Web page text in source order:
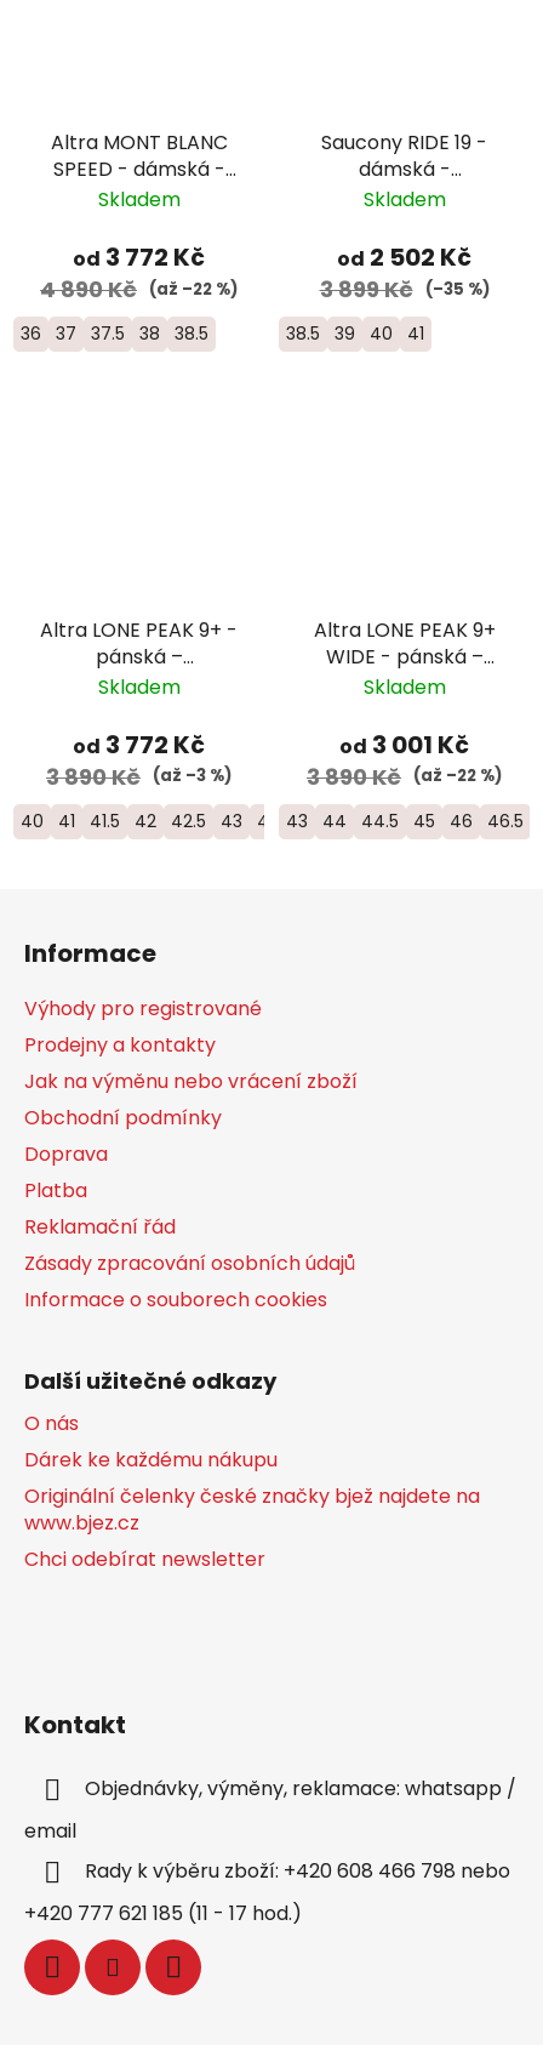
Altra MONT BLANC
SPEED - dámská -
bílá/červená
Skladem
od 3 772 Kč
4 890 Kč (až –22 %)
36 37 37.5 38 38.5
Saucony RIDE 19 -
dámská -
oranžová/bílá
Skladem
od 2 502 Kč
3 899 Kč (–35 %)
38.5 39 40 41
Altra LONE PEAK 9+ -
pánská –
černá/zelená
Skladem
od 3 772 Kč
3 890 Kč (až –3 %)
40 41 41.5 42 42.5 43 44 44.5 45 46 46.5 47 48
Altra LONE PEAK 9+
WIDE - pánská –
černá
Skladem
od 3 001 Kč
3 890 Kč (až –22 %)
43 44 44.5 45 46 46.5
Informace
Výhody pro registrované
Prodejny a kontakty
Jak na výměnu nebo vrácení zboží
Obchodní podmínky
Doprava
Platba
Reklamační řád
Zásady zpracování osobních údajů
Informace o souborech cookies
Další užitečné odkazy
O nás
Dárek ke každému nákupu
Originální čelenky české značky bjež najdete na
www.bjez.cz
Chci odebírat newsletter
Kontakt
Objednávky, výměny, reklamace: whatsapp /
email
Rady k výběru zboží: +420 608 466 798 nebo
+420 777 621 185 (11 - 17 hod.)